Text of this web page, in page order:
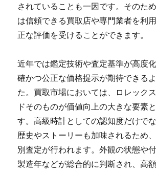
されていることも一因です。そのた
は信頼できる買取店や専門業者を利
正な評価を受けることができます。
近年では鑑定技術や査定基準が高度
確かつ公正な価格提示が期待できる
た。買取市場においては、ロレック
ドそのものが価値向上の大きな要素
す。高級時計としての認知度だけで
歴史やストーリーも加味されるため
別査定が行われます。外観の状態や付
製造年などが総合的に判断され、高